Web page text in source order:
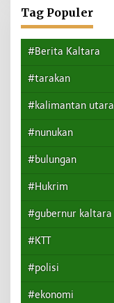
Tag Populer
#Berita Kaltara
#tarakan
#kalimantan utara
#nunukan
#bulungan
#Hukrim
#gubernur kaltara
#KTT
#polisi
#ekonomi